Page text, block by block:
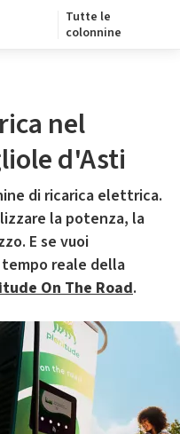
Tutte le
colonnine
nel
d'Asti
di ricarica elettrica.
la potenza, la
E se vuoi
reale della
On The Road.